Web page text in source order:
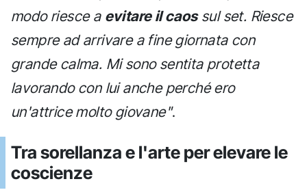
modo riesce a evitare il caossul set. Riesce
sempre ad arrivare a fine giornata con
grande calma. Mi sono sentita protetta
lavorando con lui anche perché ero
un'attrice molto giovane".
Tra sorellanza e l'arte per elevare le
coscienze